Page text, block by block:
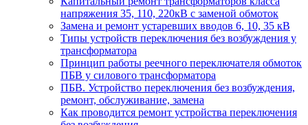
напряжения 35, 110, 220кВ с заменой обмоток
Замена и ремонт устаревших вводов 6, 10, 35 кВ
Типы устройств переключения без возбуждения у
трансформатора
Принцип работы реечного переключателя обмоток
ПБВ у силового трансформатора
ПБВ. Устройство переключения без возбуждения,
ремонт, обслуживание, замена
Как проводится ремонт устройства переключения